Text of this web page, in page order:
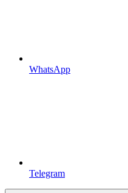
WhatsApp
Telegram